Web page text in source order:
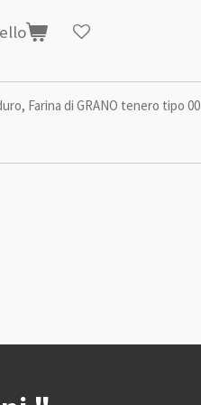
Farina di GRANO tenero tipo 00